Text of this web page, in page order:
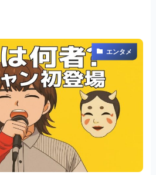
エンタメ